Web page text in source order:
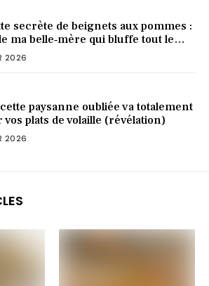
secrète de beignets aux pommes :
ma belle‑mère qui bluffe tout le
2026
paysanne oubliée va totalement
vos plats de volaille (révélation)
2026